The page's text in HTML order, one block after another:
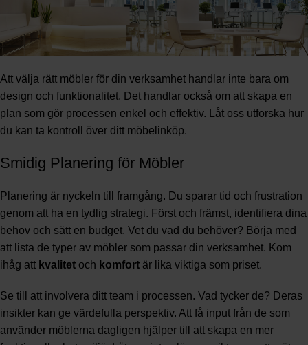
Att välja rätt möbler för din verksamhet handlar inte bara om
design och funktionalitet. Det handlar också om att skapa en
plan som gör processen enkel och effektiv. Låt oss utforska hur
du kan ta kontroll över ditt möbelinköp.
Smidig Planering för Möbler
Planering är nyckeln till framgång. Du sparar tid och frustration
genom att ha en tydlig strategi. Först och främst, identifiera dina
behov och sätt en budget. Vet du vad du behöver? Börja med
att lista de typer av möbler som passar din verksamhet. Kom
ihåg att kvalitet och komfort är lika viktiga som priset.
Se till att involvera ditt team i processen. Vad tycker de? Deras
insikter kan ge värdefulla perspektiv. Att få input från de som
använder möblerna dagligen hjälper till att skapa en mer